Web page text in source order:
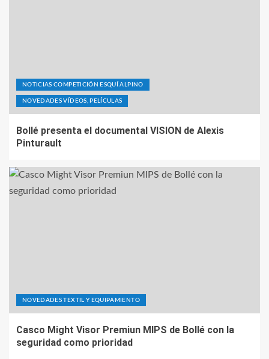
NOTICIAS COMPETICIÓN ESQUÍ ALPINO
NOVEDADES VÍDEOS, PELÍCULAS
Bollé presenta el documental VISION de Alexis
Pinturault
NOVEDADES TEXTIL Y EQUIPAMIENTO
Casco Might Visor Premiun MIPS de Bollé con la
seguridad como prioridad